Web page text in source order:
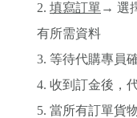
2. 填寫訂單→ 選
有所需資料
3. 等待代購專員
4. 收到訂金後，
5. 當所有訂單貨